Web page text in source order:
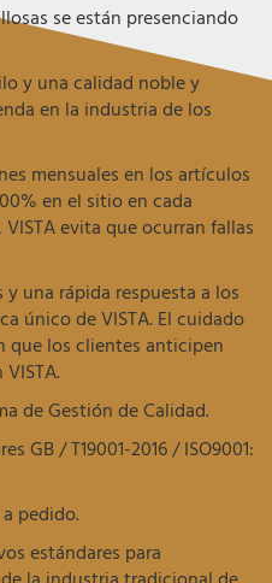
se están presenciando
y una calidad noble y
en la industria de los
mensuales en los artículos
en el sitio en cada
evita que ocurran fallas
una rápida respuesta a los
único de VISTA. El cuidado
que los clientes anticipen
de Gestión de Calidad.
GB / T19001-2016 / ISO9001:
pedido.
estándares para